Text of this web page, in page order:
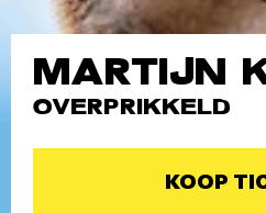
MARTIJN
OVERPRIKKELD
KOOP